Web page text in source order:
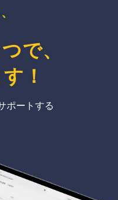
で、
す ！
ポートする